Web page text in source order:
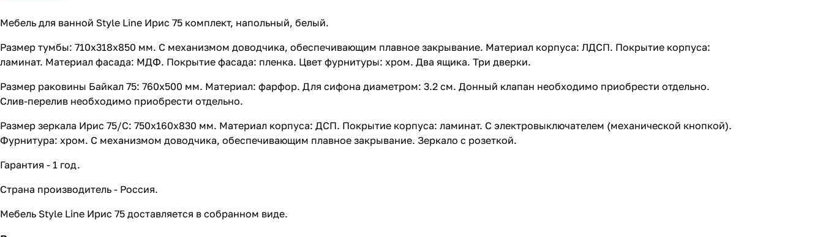
Мебель для ванной Style Line Ирис 75 комплект, напольный, белый.
Размер тумбы: 710x318x850 мм. С механизмом доводчика, обеспечивающим плавное закрывание. Материал корпуса: ЛДСП. Покрытие корпуса:
ламинат. Материал фасада: МДФ. Покрытие фасада: пленка. Цвет фурнитуры: хром. Два ящика. Три дверки.
Размер раковины Байкал 75: 760x500 мм. Материал: фарфор. Для сифона диаметром: 3.2 см. Донный клапан необходимо приобрести отдельно.
Слив-перелив необходимо приобрести отдельно.
Размер зеркала Ирис 75/С: 750x160x830 мм. Материал корпуса: ДСП. Покрытие корпуса: ламинат. С электровыключателем (механической кнопкой).
Фурнитура: хром. С механизмом доводчика, обеспечивающим плавное закрывание. Зеркало с розеткой.
Гарантия - 1 год.
Страна производитель - Россия.
Мебель Style Line Ирис 75 доставляется в собранном виде.